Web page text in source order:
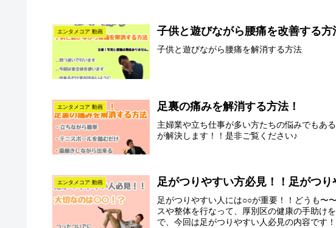
エンタメコア 動画 子供と遊びながら腰痛を改善する方
子供と遊びながら腰痛を解消する方法
エンタメコア 動画 足裏の痛みを解消する方法！
主婦業や立ち仕事が多い方たちの悩みでもあ
が解決します！！是非ご覧ください♪
エンタメコア 動画 足がつりやすい方必見！！足がつり
足がつりやすい人には○○が重要！！どうも〜
スや整体を行なって、厚別区の健康の手助け
で、今回は足がつりやすい人必見の内容です